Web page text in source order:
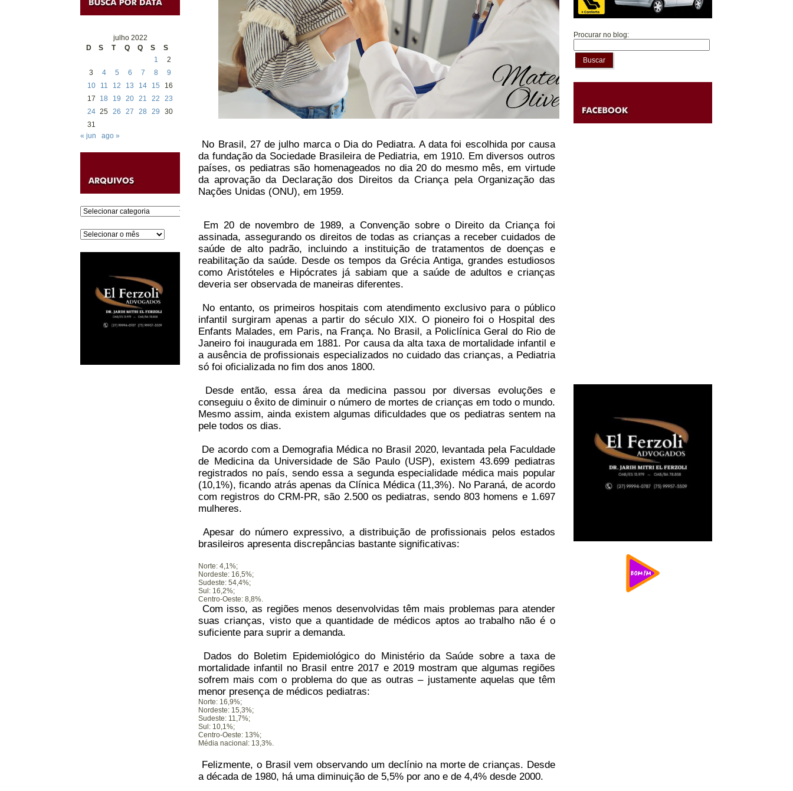
julho 2022
D
S T Q Q S
S
1
2
3
4 5 6 7 8
9
10
11 12 13 14 15
16
17
18 19 20 21 22
23
24 25 26 27 28 29
30
31
« jun
ago »
Categorias
Arquivos
No Brasil, 27 de julho marca o Dia do Pediatra. A data foi escolhida por causa
da fundação da Sociedade Brasileira de Pediatria, em 1910. Em diversos outros
países, os pediatras são homenageados no dia 20 do mesmo mês, em virtude
da aprovação da Declaração dos Direitos da Criança pela Organização das
Nações Unidas (ONU), em 1959.
Em 20 de novembro de 1989, a Convenção sobre o Direito da Criança foi
assinada, assegurando os direitos de todas as crianças a receber cuidados de
saúde de alto padrão, incluindo a instituição de tratamentos de doenças e
reabilitação da saúde. Desde os tempos da Grécia Antiga, grandes estudiosos
como Aristóteles e Hipócrates já sabiam que a saúde de adultos e crianças
deveria ser observada de maneiras diferentes.
No entanto, os primeiros hospitais com atendimento exclusivo para o público
infantil surgiram apenas a partir do século XIX. O pioneiro foi o Hospital des
Enfants Malades, em Paris, na França. No Brasil, a Policlínica Geral do Rio de
Janeiro foi inaugurada em 1881. Por causa da alta taxa de mortalidade infantil e
a ausência de profissionais especializados no cuidado das crianças, a Pediatria
só foi oficializada no fim dos anos 1800.
Desde então, essa área da medicina passou por diversas evoluções e
conseguiu o êxito de diminuir o número de mortes de crianças em todo o mundo.
Mesmo assim, ainda existem algumas dificuldades que os pediatras sentem na
pele todos os dias.
De acordo com a Demografia Médica no Brasil 2020, levantada pela Faculdade
de Medicina da Universidade de São Paulo (USP), existem 43.699 pediatras
registrados no país, sendo essa a segunda especialidade médica mais popular
(10,1%), ficando atrás apenas da Clínica Médica (11,3%). No Paraná, de acordo
com registros do CRM-PR, são 2.500 os pediatras, sendo 803 homens e 1.697
mulheres.
Apesar do número expressivo, a distribuição de profissionais pelos estados
brasileiros apresenta discrepâncias bastante significativas:
Norte: 4,1%;
Nordeste: 16,5%;
Sudeste: 54,4%;
Sul: 16,2%;
Centro-Oeste: 8,8%.
Com isso, as regiões menos desenvolvidas têm mais problemas para atender
suas crianças, visto que a quantidade de médicos aptos ao trabalho não é o
suficiente para suprir a demanda.
Dados do Boletim Epidemiológico do Ministério da Saúde sobre a taxa de
mortalidade infantil no Brasil entre 2017 e 2019 mostram que algumas regiões
sofrem mais com o problema do que as outras – justamente aquelas que têm
menor presença de médicos pediatras:
Norte: 16,9%;
Nordeste: 15,3%;
Sudeste: 11,7%;
Sul: 10,1%;
Centro-Oeste: 13%;
Média nacional: 13,3%.
Felizmente, o Brasil vem observando um declínio na morte de crianças. Desde
a década de 1980, há uma diminuição de 5,5% por ano e de 4,4% desde 2000.
Procurar no blog:
Buscar